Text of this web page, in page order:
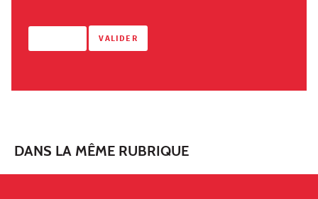
DANS LA MÊME RUBRIQUE